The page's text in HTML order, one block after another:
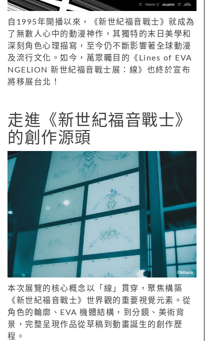
自1995年開播以來，《新世紀福音戰士》就成為
了無數人心中的動漫神作，其獨特的末日美學和
深刻角色心理描寫，至今仍不斷影響著全球動漫
及流行文化。如今，萬眾矚目的《Lines of EVA
NGELION 新世紀福音戰士展：線》也終於宣布
將移展台北！
走進《新世紀福音戰士》
的創作源頭
本次展覽的核心概念以「線」貫穿，聚焦構築
《新世紀福音戰士》世界觀的重要視覺元素。從
角色的輪廓、EVA 機體結構，到分鏡、美術背
景，完整呈現作品從草稿到動畫誕生的創作歷
程。